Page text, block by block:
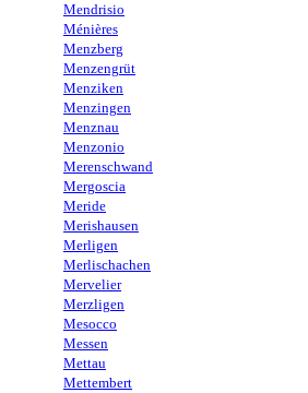
Mendrisio
Ménières
Menzberg
Menzengrüt
Menziken
Menzingen
Menznau
Menzonio
Merenschwand
Mergoscia
Meride
Merishausen
Merligen
Merlischachen
Mervelier
Merzligen
Mesocco
Messen
Mettau
Mettembert